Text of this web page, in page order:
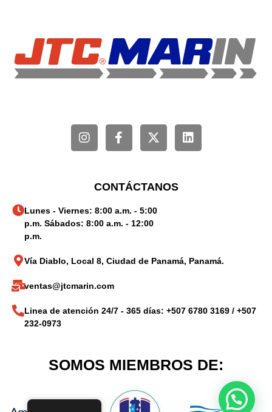
CONTÁCTANOS
Lunes - Viernes: 8:00 a.m. - 5:00
p.m. Sábados: 8:00 a.m. - 12:00
p.m.
Vía Diablo, Local 8, Ciudad de Panamá, Panamá.
ventas@jtcmarin.com
Linea de atención 24/7 - 365 días: +507 6780 3169 / +507
232-0973
SOMOS MIEMBROS DE: